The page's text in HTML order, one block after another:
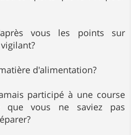
vous les points sur
d'alimentation?
participé à une course
que vous ne saviez pas